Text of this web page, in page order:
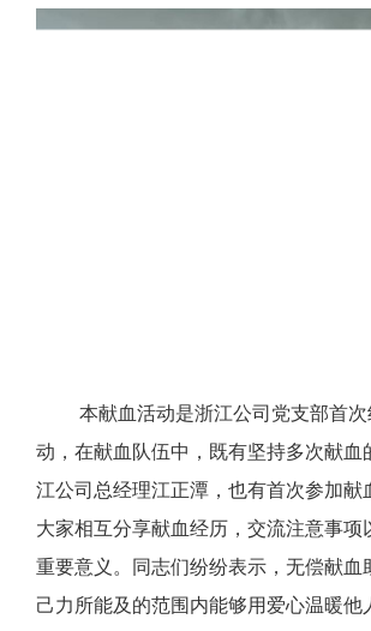
本献血活动是浙江公司党支部首
动，在献血队伍中，既有坚持多次献血
江公司总经理江正潭 ，也有首次参加献
大家相互分享献血经历，交流注意事项
重要意义。 同志们纷纷表示，无偿献血
己力所能及的范围内能够用爱心温暖他